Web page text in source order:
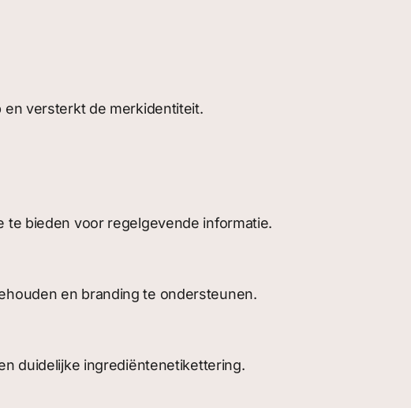
versterkt de merkidentiteit.
bieden voor regelgevende informatie.
en branding te ondersteunen.
duidelijke ingrediëntenetikettering.